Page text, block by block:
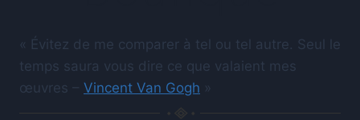
« Évitez de me comparer à tel ou tel autre. Seul le
temps saura vous dire ce que valaient mes
œuvres – Vincent Van Gogh »